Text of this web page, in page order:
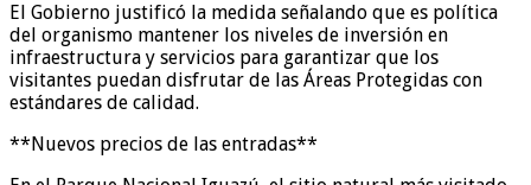
El Gobierno justificó la medida señalando que es política
del organismo mantener los niveles de inversión en
infraestructura y servicios para garantizar que los
visitantes puedan disfrutar de las Áreas Protegidas con
estándares de calidad.
**Nuevos precios de las entradas**